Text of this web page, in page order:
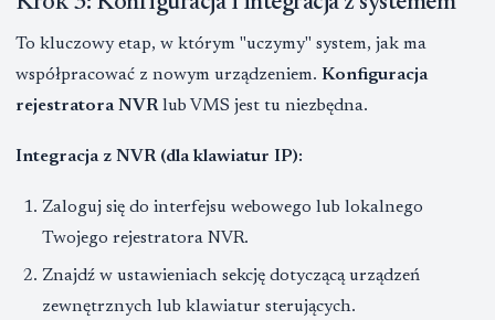
To kluczowy etap, w którym "uczymy" system, jak ma
współpracować z nowym urządzeniem. Konfiguracja
rejestratora NVRlub VMS jest tu niezbędna.
Integracja z NVR (dla klawiatur IP):
Zaloguj się do interfejsu webowego lub lokalnego
Twojego rejestratora NVR.
Znajdź w ustawieniach sekcję dotyczącą urządzeń
zewnętrznych lub klawiatur sterujących.